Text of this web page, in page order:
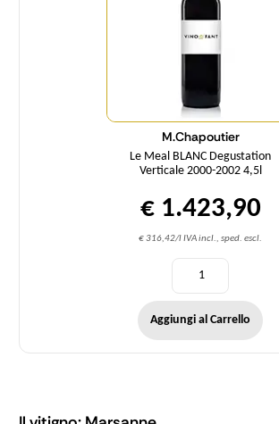
M.Chapoutier
Le Meal BLANC Degustation
Verticale 2000-2002 4,5l
€ 1.423,90
€ 316,42/l IVA incl., sped. escl.
Aggiungi al Carrello